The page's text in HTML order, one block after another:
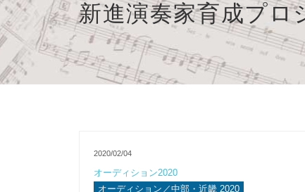
新進演奏家育成プロ
2020/02/04
オーディション2020
オーディション／中部・近畿 2020